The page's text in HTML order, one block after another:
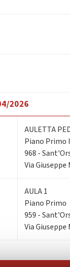
2026
AULETTA
Piano
968 -
Via
AULA 1
Piano Primo
959 -
Via